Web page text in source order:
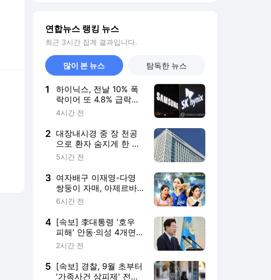
연합뉴스 랭킹 뉴스
최근 3시간 집계 결과입니다.
많이 본 뉴스 탐독한 뉴스
1
하이닉스, 전날 10% 폭
락이어 또 4.8% 급락…
삼전 0.2%↑(종합)
4시간 전
2 대장내시경 중 장 천공
으로 환자 숨지게 한 의
사 2심도 집행유예
5시간 전
3 여자배구 이재영-다영
쌍둥이 자매, 아제르바
이잔 투란VC 입단
6시간 전
4 [속보] 李대통령 '호우
피해' 안동·의성 4개면
특별재난지역 선포
2시간 전
5 [속보] 경찰, 9월 초부터
'가족사건 상피제' 전격